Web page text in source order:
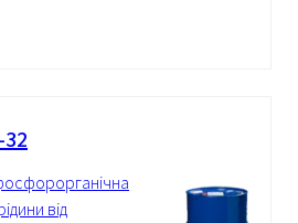
від